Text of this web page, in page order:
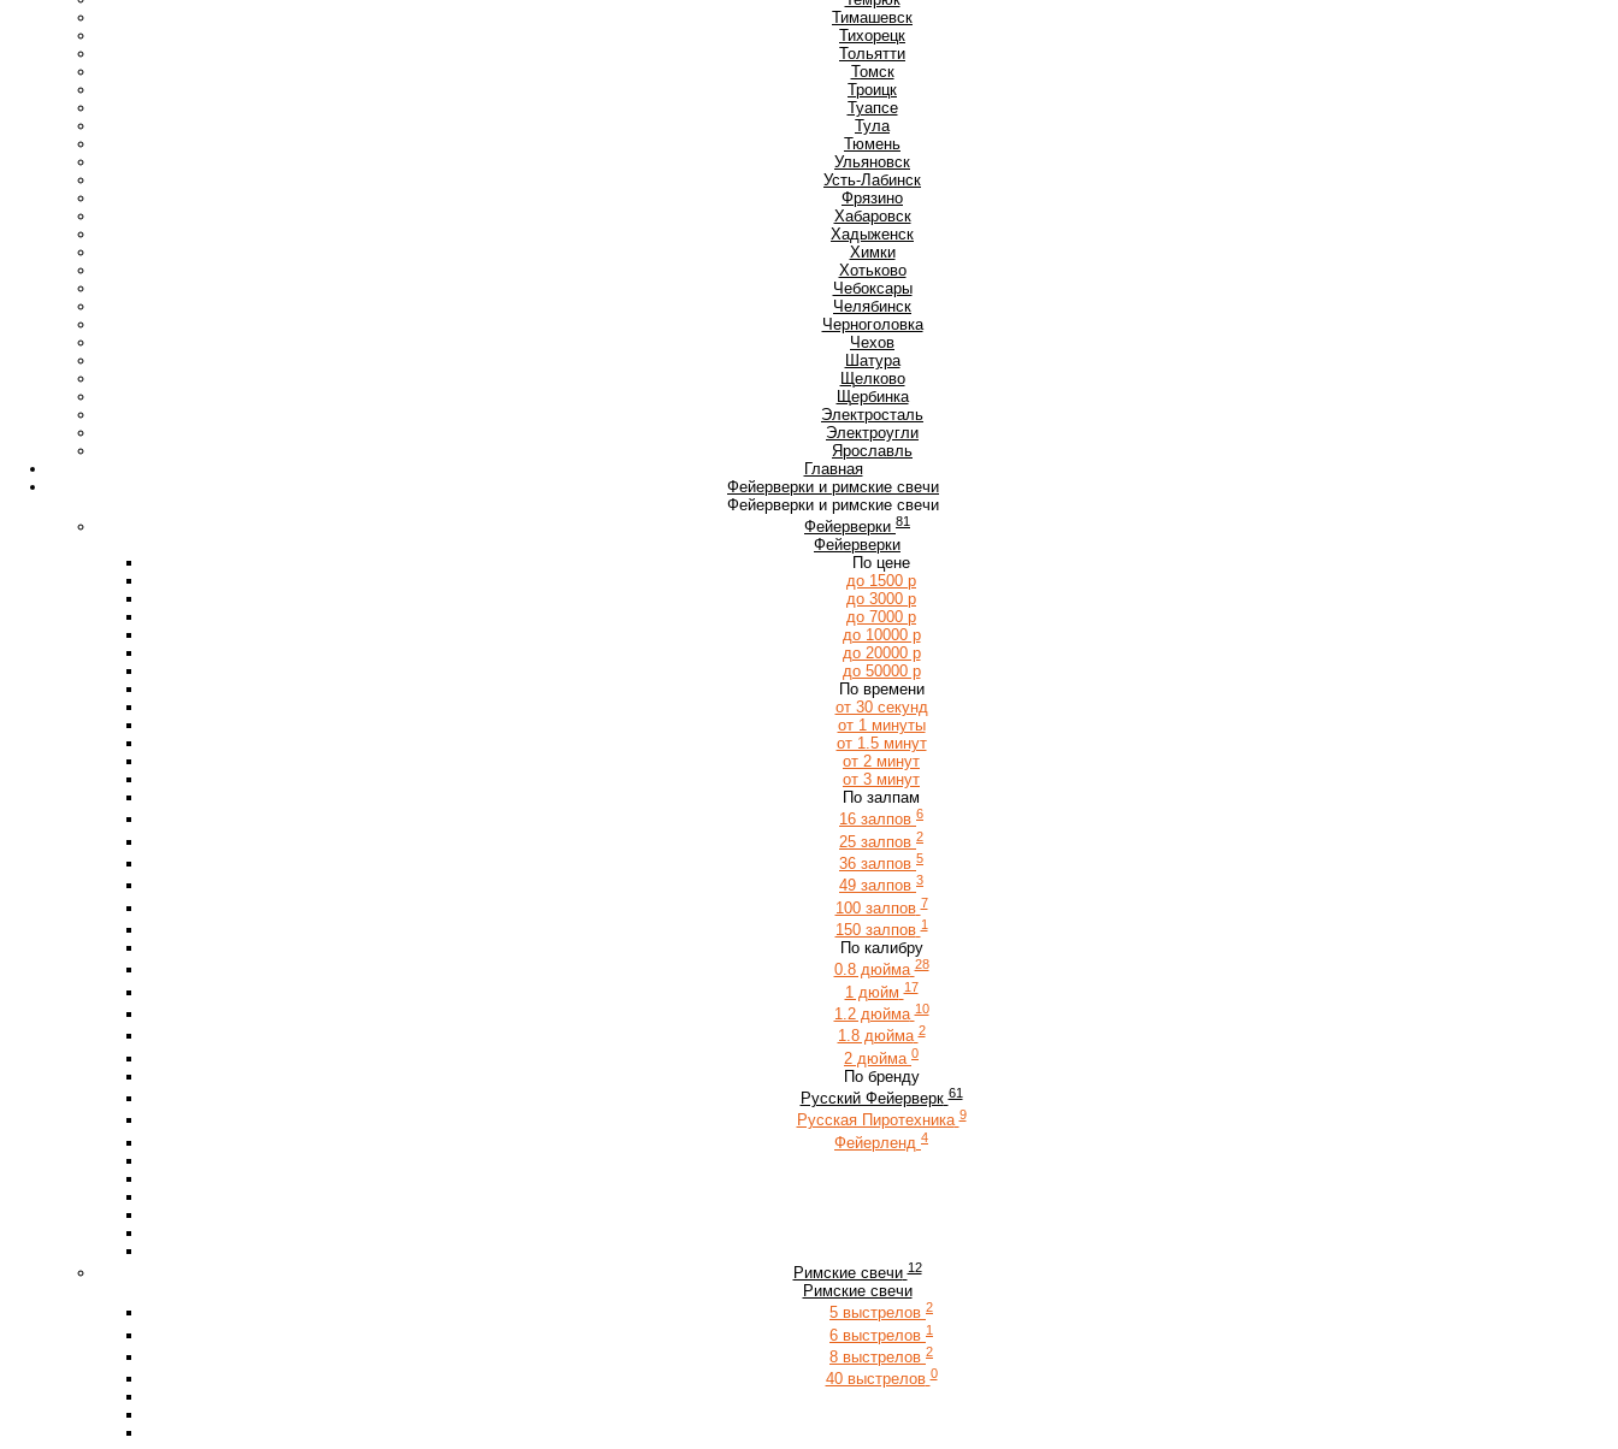
Тимашевск
Тихорецк
Тольятти
Томск
Троицк
Туапсе
Тула
Тюмень
Ульяновск
Усть-Лабинск
Фрязино
Хабаровск
Хадыженск
Химки
Хотьково
Чебоксары
Челябинск
Черноголовка
Чехов
Шатура
Щелково
Щербинка
Электросталь
Электроугли
Ярославль
Главная
Фейерверки и римские свечи
Фейерверки и римские свечи
Фейерверки 81
Фейерверки
По цене
до 1500 р
до 3000 р
до 7000 р
до 10000 р
до 20000 р
до 50000 р
По времени
от 30 секунд
от 1 минуты
от 1.5 минут
от 2 минут
от 3 минут
По залпам
16 залпов 6
25 залпов 2
36 залпов 5
49 залпов 3
100 залпов 7
150 залпов 1
По калибру
0.8 дюйма 28
1 дюйм 17
1.2 дюйма 10
1.8 дюйма 2
2 дюйма 0
По бренду
Русский Фейерверк 61
Русская Пиротехника 9
Фейерленд 4
Римские свечи 12
Римские свечи
5 выстрелов 2
6 выстрелов 1
8 выстрелов 2
40 выстрелов 0